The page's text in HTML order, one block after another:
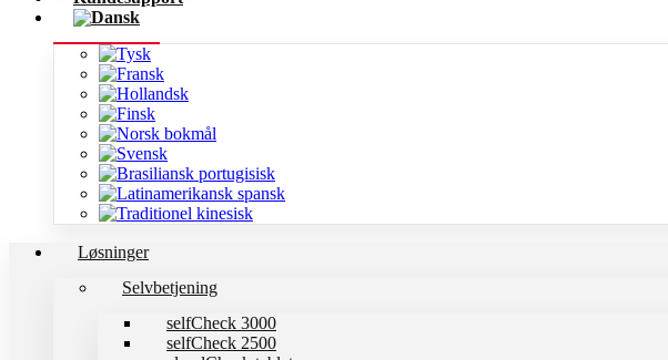
Løsninger
Selvbetjening
selfCheck 3000
selfCheck 2500